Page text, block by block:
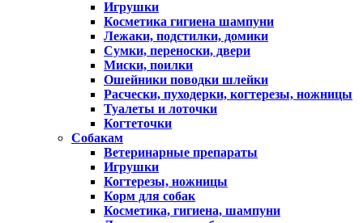
Игрушки
Косметика гигиена шампуни
Лежаки, подстилки, домики
Сумки, переноски, двери
Миски, поилки
Ошейники поводки шлейки
Расчески, пуходерки, когтерезы, ножницы
Туалеты и лоточки
Когтеточки
Собакам
Ветеринарные препараты
Игрушки
Когтерезы, ножницы
Корм для собак
Косметика, гигиена, шампуни